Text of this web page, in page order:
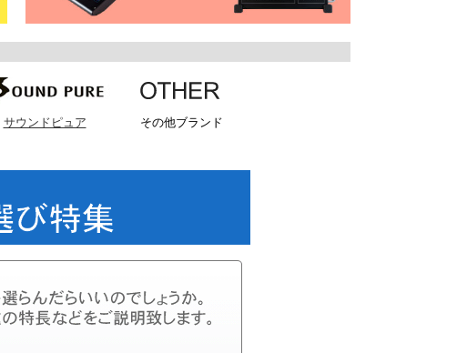
サウンドピュア その他ブランド